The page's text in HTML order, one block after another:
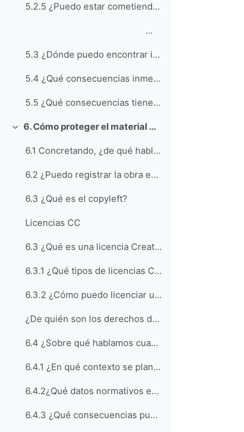
5.2.5 ¿Puedo estar cometiendo plagio sin saberlo?
...
5.3 ¿Dónde puedo encontrar imágenes que pueda reutilizar, citando a su autor?
5.4 ¿Qué consecuencias inmediatas tienen las malas prácticas?
5.5 ¿Qué consecuencias tienen las malas prácticas a largo plazo?
Colapsar 6. Cómo proteger el material docente o académico propio
6.1 Concretando, ¿de qué hablamos cuando nos referimos a los derechos de autor?
6.2 ¿Puedo registrar la obra en algún registro oficial?
6.3 ¿Qué es el copyleft?
Licencias CC
6.3 ¿Qué es una licencia Creative Commons?
6.3.1 ¿Qué tipos de licencias CC hay?
6.3.2 ¿Cómo puedo licenciar una obra con licencia CC?
¿De quién son los derechos de autor de los materia...
6.4 ¿Sobre qué hablamos cuando nos preguntamos de quién son los derechos de autor de los materiales docentes?
6.4.1 ¿En qué contexto se plantea la cuestión de los derechos de autor de los materiales docentes?
6.4.2¿Qué datos normativos enmarcan la cuestión de la titularidad de los derechos de autor sobre los materiales docentes?
6.4.3 ¿Qué consecuencias pueden deducirse de los datos normativos relativos a la cuestión de la titularidad de los derechos de autor sobre los materiales docentes?